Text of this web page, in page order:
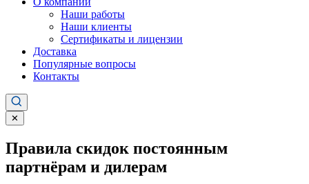
Наши работы
Наши клиенты
Сертификаты и лицензии
Доставка
Популярные вопросы
Контакты
✕
Правила скидок постоянным
партнёрам и дилерам